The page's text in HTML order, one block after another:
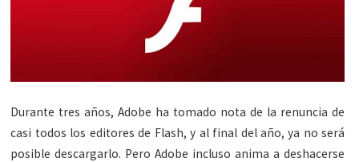
Durante tres años, Adobe ha tomado nota de la renuncia de
casi todos los editores de Flash, y al final del año, ya no será
posible descargarlo. Pero Adobe incluso anima a deshacerse